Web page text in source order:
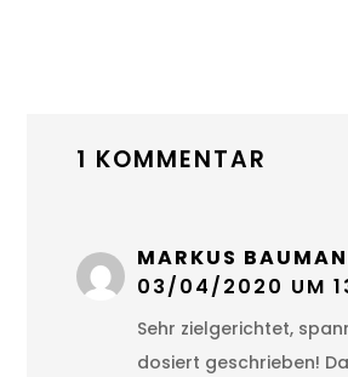
1 KOMMENTAR
MARKUS
03/04/2020 UM
Sehr zielgerichtet,
dosiert geschrieben!